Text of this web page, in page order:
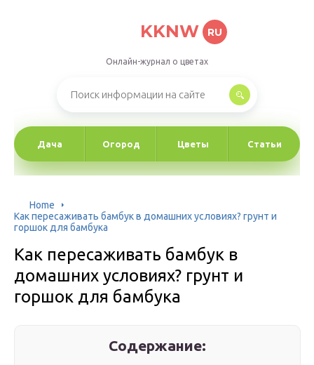
KKNW RU
Онлайн-журнал о цветах
Дача Огород Цветы Статьи
Home
Как пересаживать бамбук в домашних условиях? грунт и
горшок для бамбука
Как пересаживать бамбук в
домашних условиях? грунт и
горшок для бамбука
Содержание: